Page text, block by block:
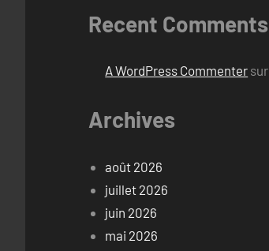
Recent Comments
A WordPress Commenter sur
Archives
août 2026
juillet 2026
juin 2026
mai 2026